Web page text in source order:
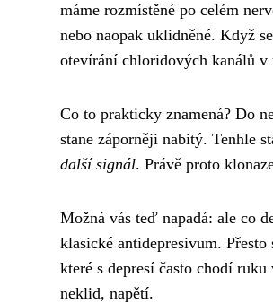
máme rozmístěné po celém
nebo naopak uklidněné. Když
otevírání chloridových kanálů v
Co to prakticky znamená? Do
stane záporněji nabitý. Tenhle
další signál. Právě proto
Možná vás teď napadá: ale co
klasické antidepresivum.
které s depresí často chodí
neklid, napětí.